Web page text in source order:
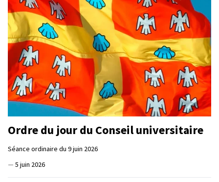
Ordre du jour du Conseil universitaire
Séance ordinaire du 9 juin 2026
— 5 juin 2026